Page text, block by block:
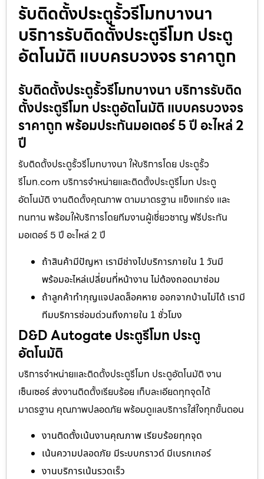
รับติดตั้งประตูรั้วรีโมทบางนา
บริการรับติดตั้งประตูรีโมท ประตู
อัตโนมัติ แบบครบวงจร ราคาถูก
รับติดตั้งประตูรั้วรีโมทบางนา บริการรับติด
ตั้งประตูรีโมท ประตูอัตโนมัติ แบบครบวงจร
ราคาถูก พร้อมประกันมอเตอร์ 5 ปี อะไหล่ 2
ปี
รับติดตั้งประตูรั้วรีโมทบางนา ให้บริการโดย ประตูรั้ว
รีโมท.com บริการจำหน่ายและติดตั้งประตูรีโมท ประตู
อัตโนมัติ งานติดตั้งคุณภาพ ตามมาตรฐาน แข็งแกร่ง และ
ทนทาน พร้อมให้บริการโดยทีมงานผู้เชี่ยวชาญ ฟรีประกัน
มอเตอร์ 5 ปี อะไหล่ 2 ปี
ถ้าสินค้ามีปัญหา เรามีช่างไปบริการภายใน 1 วันมี
พร้อมอะไหล่เปลี่ยนที่หน้างาน ไม่ต้องถอดมาซ่อม
ถ้าลูกค้าทำกุญแจปลดล็อคหาย ออกจากบ้านไม่ได้ เรามี
ทีมบริการซ่อมด่วนถึงภายใน 1 ชั่วโมง
D&D Autogate ประตูรีโมท ประตู
อัตโนมัติ
บริการจำหน่ายและติดตั้งประตูรีโมท ประตูอัตโนมัติ งาน
เซ็นเซอร์ ส่งงานติดตั้งเรียบร้อย เก็บละเอียดทุกจุดได้
มาตรฐาน คุณภาพปลอดภัย พร้อมดูแลบริการใส่ใจทุกขั้นตอน
งานติดตั้งเน้นงานคุณภาพ เรียบร้อยทุกจุด
เน้นความปลอดภัย มีระบบกราวด์ มีเบรกเกอร์
งานบริการเน้นรวดเร็ว